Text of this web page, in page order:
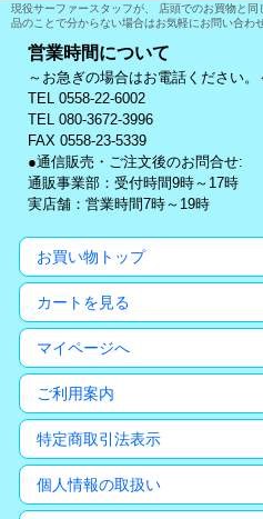
現役サーファースタッフが、 店頭でのお買物と
品のことで分からない場合はお気軽にお問い合わ
営業時間について
～お急ぎの場合はお電話ください。
TEL 0558-22-6002
TEL 080-3672-3996
FAX 0558-23-5339
●通信販売・ご注文後のお問合せ:
通販事業部：受付時間9時～17時
実店舗：営業時間7時～19時
お買い物トップ
カートを見る
マイページへ
ご利用案内
特定商取引法表示
個人情報の取扱い